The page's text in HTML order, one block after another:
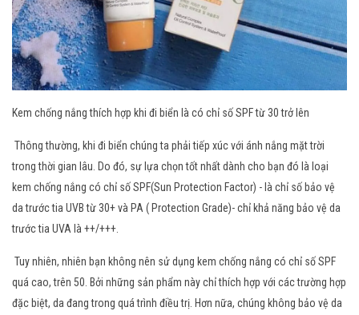
Kem chống nắng thích hợp khi đi biển là có chỉ số SPF từ 30 trở lên
Thông thường, khi đi biển chúng ta phải tiếp xúc với ánh nắng mặt trời
trong thời gian lâu. Do đó, sự lựa chọn tốt nhất dành cho bạn đó là loại
kem chống nắng có chỉ số SPF(Sun Protection Factor) - là chỉ số bảo vệ
da trước tia UVB từ 30+ và PA ( Protection Grade)- chỉ khả năng bảo vệ da
trước tia UVA là ++/+++.
Tuy nhiên, nhiên bạn không nên sử dụng kem chống nắng có chỉ số SPF
quá cao, trên 50. Bởi những sản phẩm này chỉ thích hợp với các trường hợp
đặc biệt, da đang trong quá trình điều trị. Hơn nữa, chúng không bảo vệ da